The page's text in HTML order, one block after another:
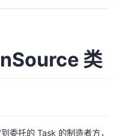
类
委托的 Task 的制造者方，